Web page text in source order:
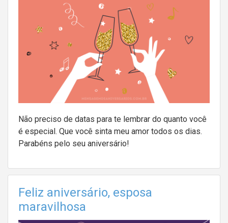
Não preciso de datas para te lembrar do quanto você
é especial. Que você sinta meu amor todos os dias.
Parabéns pelo seu aniversário!
Feliz aniversário, esposa
maravilhosa